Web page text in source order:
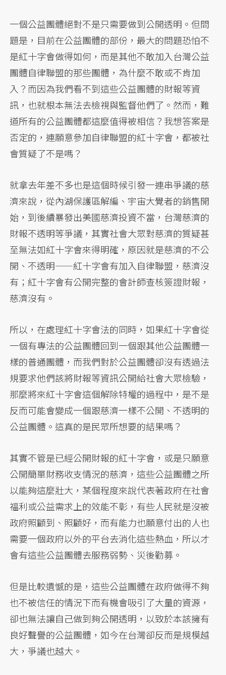
一個公益團體絕對不是只需要做到公開透明。但問
題是，目前在公益團體的部份，最大的問題恐怕不
是紅十字會做得如何，而是其他不敢加入台灣公益
團體自律聯盟的那些團體，為什麼不敢或不肯加
入？而因為我們看不到這些公益團體的財報等資
訊，也就根本無法去檢視與監督他們了。然而，難
道所有的公益團體都這麼值得被相信？我想答案是
否定的，連願意參加自律聯盟的紅十字會，都被社
會質疑了不是嗎？
就拿去年差不多也是這個時候引發一連串爭議的慈
濟來說，從內湖保護區解編、宇宙大覺者的銷售開
始，到後續暴發出美國慈濟投資不當，台灣慈濟的
財報不透明等爭議，其實社會大眾對慈濟的質疑甚
至無法如紅十字會來得明確，原因就是慈濟的不公
開、不透明——紅十字會有加入自律聯盟，慈濟沒
有；紅十字會有公開完整的會計師查核簽證財報，
慈濟沒有。
所以，在處理紅十字會法的同時，如果紅十字會從
一個有專法的公益團體回到一個跟其他公益團體一
樣的普通團體，而我們對於公益團體卻沒有透過法
規要求他們該將財報等資訊公開給社會大眾檢驗，
那麼將來紅十字會這個解除特權的過程中，是不是
反而可能會變成一個跟慈濟一樣不公開、不透明的
公益團體。這真的是民眾所想要的結果嗎？
其實不管是已經公開財報的紅十字會，或是只願意
公開簡單財務收支情況的慈濟，這些公益團體之所
以能夠這麼壯大，某個程度來說代表著政府在社會
福利或公益需求上的效能不彰，有些人民就是沒被
政府照顧到、照顧好，而有能力也願意付出的人也
需要一個政府以外的平台去消化這些熱血，所以才
會有這些公益團體去服務弱勢、災後勸募。
但是比較遺憾的是，這些公益團體在政府做得不夠
也不被信任的情況下而有機會吸引了大量的資源，
卻也無法讓自己做到夠公開透明，以致於本該擁有
良好聲譽的公益團體，如今在台灣卻反而是規模越
大，爭議也越大。